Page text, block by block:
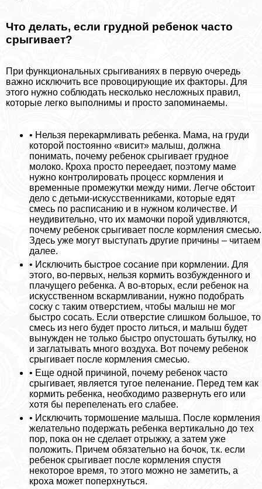
Что делать, если грудной ребенок часто
срыгивает?
При функциональных срыгиваниях в первую очередь
важно исключить все провоцирующие их факторы. Для
этого нужно соблюдать несколько несложных правил,
которые легко выполнимы и просто запоминаемы.
• Нельзя перекармливать ребенка. Мама, на гpyди
которой постоянно «висит» малыш, должна
понимать, почему ребенок срыгивает грудное
молоко. Кроха просто переедает, поэтому маме
нужно контролировать процесс кормления и
временные промежутки между ними. Легче обстоит
дело с детьми-искусственниками, которые едят
смесь по расписанию и в нужном количестве. И
неудивительно, что их мамочки порой удивляются,
почему ребенок срыгивает после кормления смесью.
Здесь уже могут выступать другие причины – читаем
далее.
• Исключить быстрое сосание при кормлении. Для
этого, во-первых, нельзя кормить возбужденного и
плачущего ребенка. А во-вторых, если ребенок на
искусственном вскармливании, нужно подобрать
соску с таким отверстием, чтобы малыш не мог
быстро сосать. Если отверстие слишком большое, то
смесь из него будет просто литься, и малыш будет
вынужден не только быстро опустошать бутылку, но
и заглатывать много воздуха. Вот почему ребенок
срыгивает после кормления смесью.
• Еще одной причиной, почему ребенок часто
срыгивает, является тугое пеленание. Перед тем как
кормить ребенка, необходимо развернуть его или
хотя бы перепеленать его слабее.
• Исключить тормошение малыша. После кормления
желательно подержать ребенка вертикально до тех
пор, пока он не сделает отрыжку, а затем уже
положить. Причем обязательно на бочок, т.к. если
ребенок срыгивает после кормления спустя
некоторое время, то этого можно не заметить, а
кроха может поперхнуться.